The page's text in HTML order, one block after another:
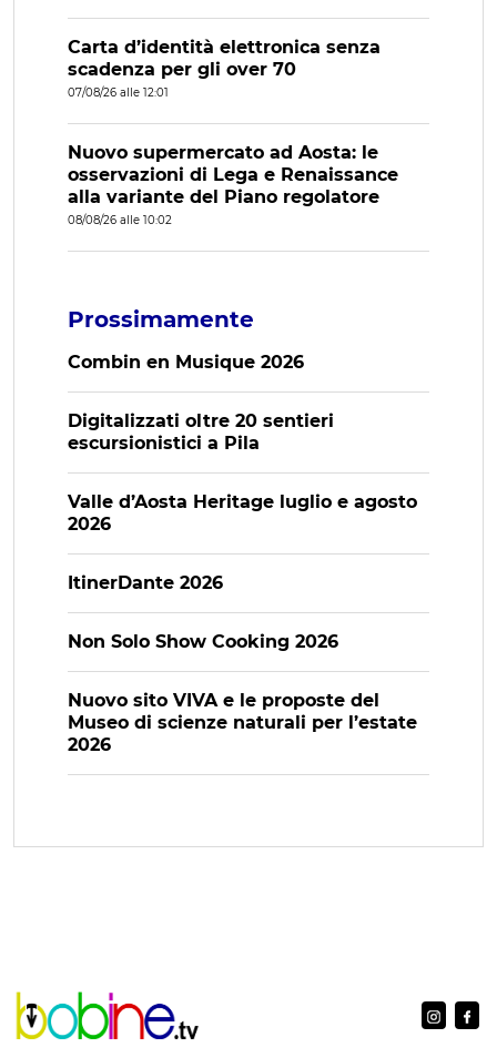
Carta d’identità elettronica senza
scadenza per gli over 70
07/08/26 alle 12:01
Nuovo supermercato ad Aosta: le
osservazioni di Lega e Renaissance
alla variante del Piano regolatore
08/08/26 alle 10:02
Prossimamente
Combin en Musique 2026
Digitalizzati oltre 20 sentieri
escursionistici a Pila
Valle d’Aosta Heritage luglio e agosto
2026
ItinerDante 2026
Non Solo Show Cooking 2026
Nuovo sito VIVA e le proposte del
Museo di scienze naturali per l’estate
2026